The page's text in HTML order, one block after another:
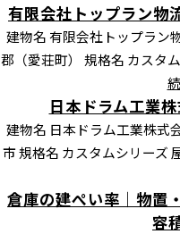
有限会社トップラン物
建物名 有限会社トップラン
郡（愛荘町） 規格名 カスタ
日本ドラム工業
建物名 日本ドラム工業株式
市 規格名 カスタムシリーズ
倉庫の建ぺい率｜物置
容